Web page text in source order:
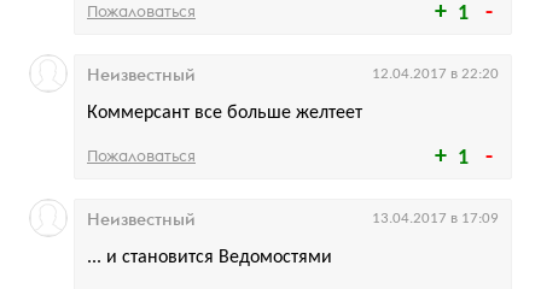
1
Пожаловаться
1
Коммерсант все больше желтеет
Неизвестный 12.04.2017 в 22:20
Пожаловаться
... и становится Ведомостями
Неизвестный 13.04.2017 в 17:09